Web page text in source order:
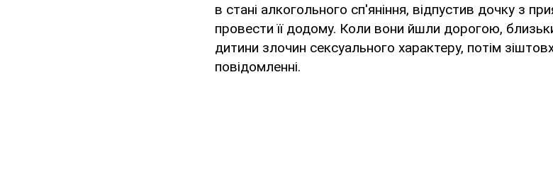
в стані алкогольного сп'яніння, відпустив дочку з
провести її додому. Коли вони йшли дорогою,
дитини злочин сексуального характеру, потім
повідомленні.